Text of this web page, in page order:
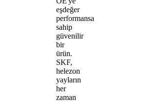
eşdeğer
performansa
sahip
güvenilir
bir
ürün.
SKF,
helezon
yayların
her
zaman